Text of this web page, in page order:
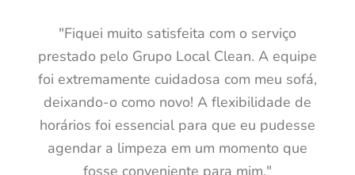
"Fiquei muito satisfeita com o serviço
prestado pelo Grupo Local Clean. A equipe
foi extremamente cuidadosa com meu sofá,
deixando-o como novo! A flexibilidade de
horários foi essencial para que eu pudesse
agendar a limpeza em um momento que